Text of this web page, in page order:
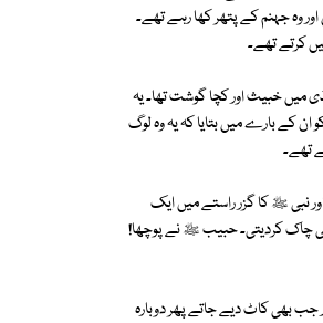
وہ جہنم کے پتھر کھا رہے تھے۔
کرتے تھے۔
میں خبیث اور کچا گوشت تھا۔ یہ
کے بارے میں بتایا کہ یہ وہ لوگ
تھے۔
نبی ﷺ کا گزر راستے میں ایک
چاک کردیتی۔ حبیب ﷺ نے پوچھا!
بھی کاٹ دیے جاتے پھر دوبارہ